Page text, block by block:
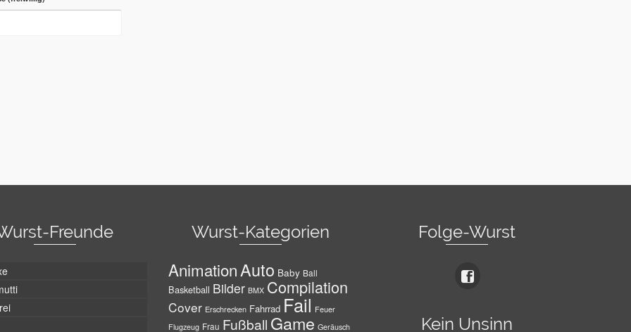
Freunde Wurst-Kategorien
AnimationAuto Baby Ball
Basketball Bilder BMX Compilation
Cover Erschrecken Fahrrad Fail Feuer
Flugzeug Frau Fußball Game Geräusch
Folge-Wurst
Kein Unsinn